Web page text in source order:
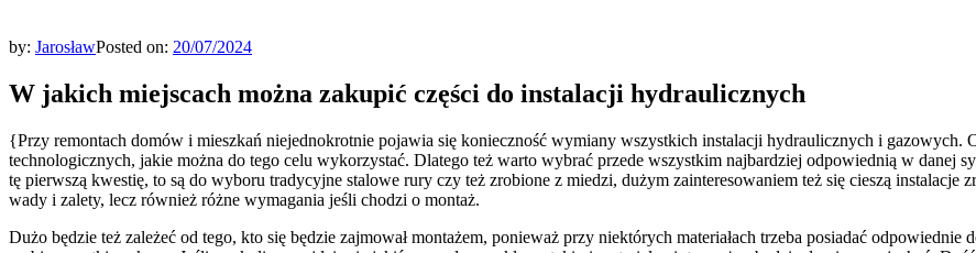
by: JarosławPosted on: 20/07/2024
W jakich miejscach można zakupić części do instalacji hydraulicznych
{Przy remontach domów i mieszkań niejednokrotnie pojawia się konieczność wymiany wszystkich instalacji hydraulicznych i gazowych.
technologicznych, jakie można do tego celu wykorzystać. Dlatego też warto wybrać przede wszystkim najbardziej odpowiednią w danej
tę pierwszą kwestię, to są do wyboru tradycyjne stalowe rury czy też zrobione z miedzi, dużym zainteresowaniem też się cieszą
wady i zalety, lecz również różne wymagania jeśli chodzi o montaż.
Dużo będzie też zależeć od tego, kto się będzie zajmował montażem, ponieważ przy niektórych materiałach trzeba posiadać odpowiednie